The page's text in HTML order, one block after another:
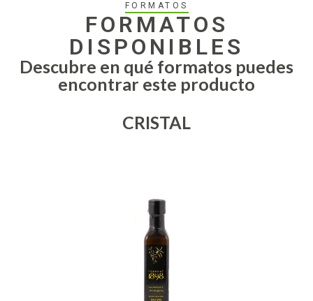
FORMATOS
FORMATOS
DISPONIBLES
Descubre en qué formatos puedes
encontrar este producto
CRISTAL